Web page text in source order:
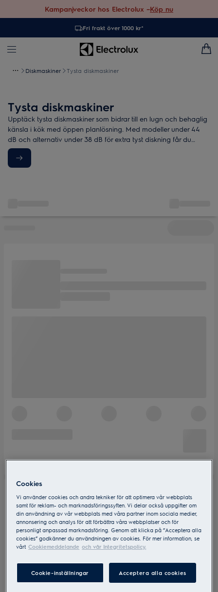
Kampanjveckor hos Electrolux –Köp nu
Fri frakt över 1000 kr*
Diskmaskiner Tysta diskmaskiner
Tysta diskmaskiner
Upptäck tysta diskmaskiner som bidrar till en lugn och behaglig
känsla i kök med öppen planlösning. Med modeller under 44
dB och alternativ under 38 dB för extra tyst diskning får du
effektiv diskning med låg ljudnivå, dag efter dag.
Cookies
Vi använder cookies och andra tekniker för att optimera vår webbplats
samt för reklam- och marknadsföringssyften. Vi delar också uppgifter om
din användning av vår webbplats med våra partner inom sociala medier,
annonsering och analys för att förbättra våra webbplatser och för
personligt anpassad marknadsföring. Genom att klicka på ”Acceptera alla
cookies” godkänner du användningen av cookies. För mer information, se
vårt Cookiemeddelande och vår Integritetspolicy.
Cookie-inställningar Acceptera alla cookies